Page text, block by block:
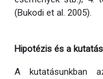
(Bukodi et al. 2005).
Hipotézis és a
A kutatásunkban